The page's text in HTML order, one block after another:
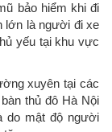
bảo hiểm khi đi
lớn là người đi xe
yếu tại khu vực
xuyên tại các
thủ đô Hà Nội
do mật độ người